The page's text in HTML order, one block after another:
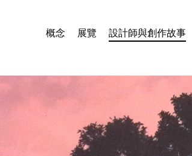
概念 展覽 設計師與創作故事